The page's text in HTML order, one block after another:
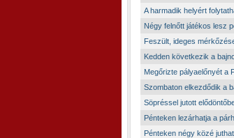
A harmadik helyért
Négy felnőtt játékos lesz
Feszült, ideges
Kedden következik a
Megőrizte pályaelőnyét a
Szombaton elkezdődik a
Söpréssel jutott
Pénteken lezárhatja a
Pénteken négy közé